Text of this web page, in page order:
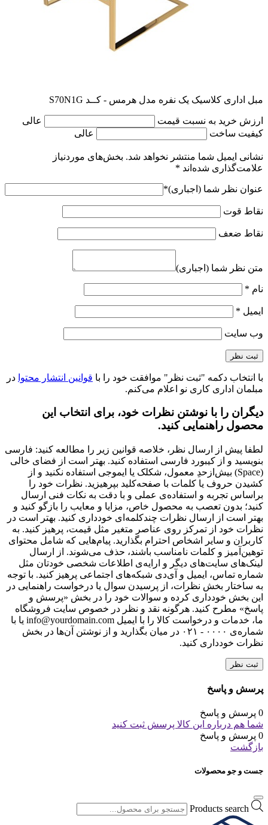
مبل اداری کلاسیک یک نفره مدل هرمس - کــد S70N1G
ارزش خرید به نسبت قیمت
عالی
کیفیت ساخت
عالی
نشانی ایمیل شما منتشر نخواهد شد. بخش‌های موردنیاز
علامت‌گذاری شده‌اند *
عنوان نظر شما (اجباری)*
نقاط قوت
نقاط ضعف
متن نظر شما (اجباری)
نام *
ایمیل *
وب‌ سایت
با انتخاب دکمه "ثبت نظر" موافقت خود را با قوانین انتشار محتوا در
مبلمان اداری کاری نو اعلام می‌کنم.
دیگران را با نوشتن نظرات خود، برای انتخاب این
محصول راهنمایی کنید.
لطفا پیش از ارسال نظر، خلاصه قوانین زیر را مطالعه کنید: فارسی
بنویسید و از کیبورد فارسی استفاده کنید. بهتر است از فضای خالی
(Space) بیش‌از‌حدِ معمول، شکلک یا ایموجی استفاده نکنید و از
کشیدن حروف یا کلمات با صفحه‌کلید بپرهیزید. نظرات خود را
براساس تجربه و استفاده‌ی عملی و با دقت به نکات فنی ارسال
کنید؛ بدون تعصب به محصول خاص، مزایا و معایب را بازگو کنید و
بهتر است از ارسال نظرات چندکلمه‌‌ای خودداری کنید. بهتر است در
نظرات خود از تمرکز روی عناصر متغیر مثل قیمت، پرهیز کنید. به
کاربران و سایر اشخاص احترام بگذارید. پیام‌هایی که شامل محتوای
توهین‌آمیز و کلمات نامناسب باشند، حذف می‌شوند. از ارسال
لینک‌های سایت‌های دیگر و ارایه‌ی اطلاعات شخصی خودتان مثل
شماره تماس، ایمیل و آی‌دی شبکه‌های اجتماعی پرهیز کنید. با توجه
به ساختار بخش نظرات، از پرسیدن سوال یا درخواست راهنمایی در
این بخش خودداری کرده و سوالات خود را در بخش «پرسش و
پاسخ» مطرح کنید. هرگونه نقد و نظر در خصوص سایت فروشگاه
ما، خدمات و درخواست کالا را با ایمیل info@yourdomain.com یا با
شماره‌ی ۰۰۰۰ - ۰۲۱ در میان بگذارید و از نوشتن آن‌ها در بخش
نظرات خودداری کنید.
ثبت نظر
پرسش و پاسخ
0 پرسش و پاسخ
شما هم درباره این کالا پرسش ثبت کنید
0 پرسش و پاسخ
بازگشت
جست و جو محصولات
Products search